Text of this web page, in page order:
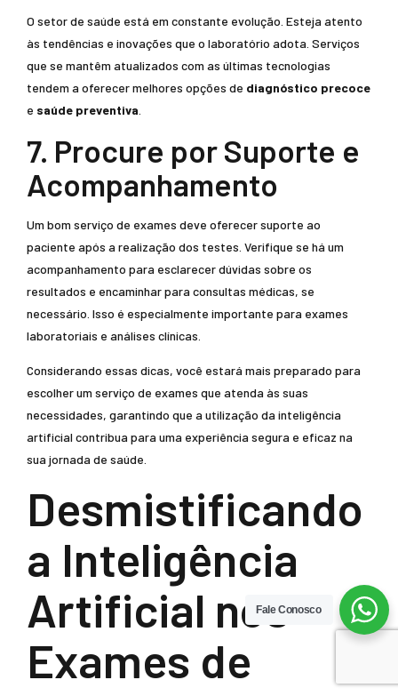
O setor de saúde está em constante evolução. Esteja atento
às tendências e inovações que o laboratório adota. Serviços
que se mantêm atualizados com as últimas tecnologias
tendem a oferecer melhores opções de diagnóstico precoce
e saúde preventiva
7. Procure por Suporte e
Acompanhamento
Um bom serviço de exames deve oferecer suporte ao
paciente após a realização dos testes. Verifique se há um
acompanhamento para esclarecer dúvidas sobre os
resultados e encaminhar para consultas médicas, se
necessário. Isso é especialmente importante para exames
laboratoriais e análises clínicas.
Considerando essas dicas, você estará mais preparado para
escolher um serviço de exames que atenda às suas
necessidades, garantindo que a utilização da inteligência
artificial contribua para uma experiência segura e eficaz na
sua jornada de saúde.
Desmistificando
a Inteligência
Artificial nos
Exames de
Fale Conosco